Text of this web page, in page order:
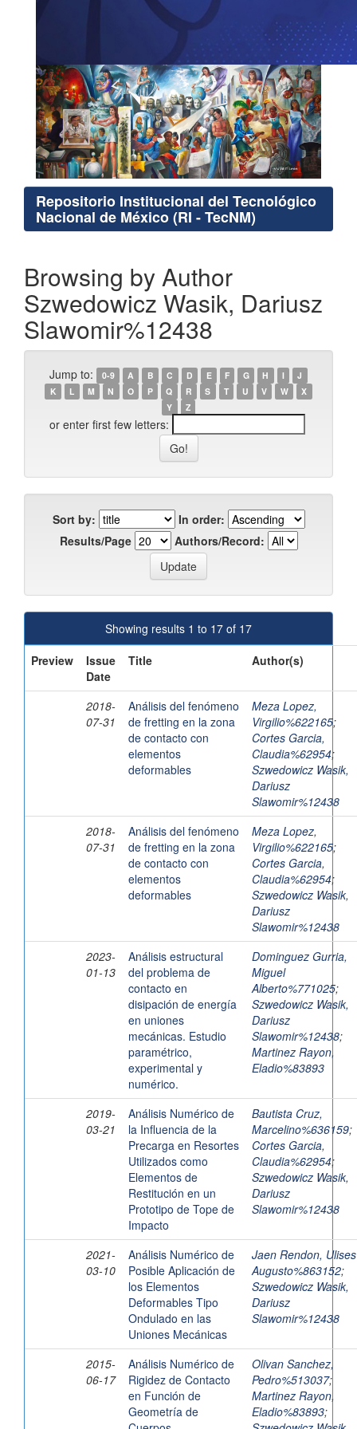
Repositorio Institucional del Tecnológico
Nacional de México (RI - TecNM)
Browsing by Author
Szwedowicz Wasik, Dariusz
Slawomir%12438
Jump to: 0-9 A B C D E F G H I
J
K
L M N O P Q R S T U V W
X
Y
Z
or enter first few letters:
Sort by:
In order:
Results/Page
Authors/Record:
Showing results 1 to 17 of 17
Preview
Issue
Date
Title Author(s)
2018-
07-31
Análisis del fenómeno
de fretting en la zona
de contacto con
elementos
deformables
Meza Lopez,
Virgilio%622165;
Cortes Garcia,
Claudia%62954;
Szwedowicz Wasik,
Dariusz
Slawomir%12438
2018-
07-31
Análisis del fenómeno
de fretting en la zona
de contacto con
elementos
deformables
Meza Lopez,
Virgilio%622165;
Cortes Garcia,
Claudia%62954;
Szwedowicz Wasik,
Dariusz
Slawomir%12438
2023-
01-13
Análisis estructural
del problema de
contacto en
disipación de energía
en uniones
mecánicas. Estudio
paramétrico,
experimental y
numérico.
Dominguez Gurria,
Miguel
Alberto%771025;
Szwedowicz Wasik,
Dariusz
Slawomir%12438;
Martinez Rayon,
Eladio%83893
2019-
03-21
Análisis Numérico de
la Influencia de la
Precarga en Resortes
Utilizados como
Elementos de
Restitución en un
Prototipo de Tope de
Impacto
Bautista Cruz,
Marcelino%636159;
Cortes Garcia,
Claudia%62954;
Szwedowicz Wasik,
Dariusz
Slawomir%12438
2021-
03-10
Análisis Numérico de
Posible Aplicación de
los Elementos
Deformables Tipo
Ondulado en las
Uniones Mecánicas
Jaen Rendon, Ulises
Augusto%863152;
Szwedowicz Wasik,
Dariusz
Slawomir%12438
2015-
06-17
Análisis Numérico de
Rigidez de Contacto
en Función de
Geometría de
Olivan Sanchez,
Pedro%513037;
Martinez Rayon,
Eladio%83893;